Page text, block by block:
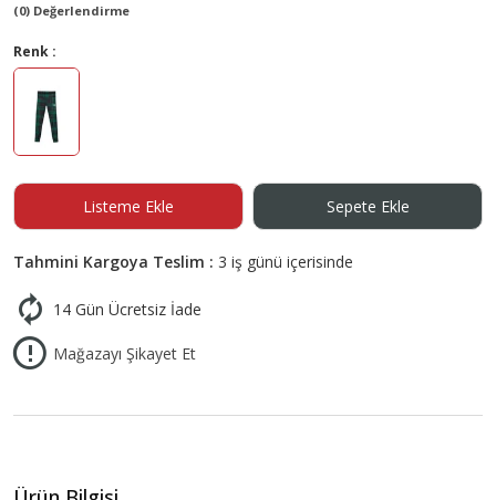
(0) Değerlendirme
Renk :
Listeme Ekle Sepete Ekle
Tahmini Kargoya Teslim : 3 iş günü içerisinde
14 Gün Ücretsiz İade
Mağazayı Şikayet Et